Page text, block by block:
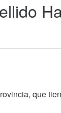
que